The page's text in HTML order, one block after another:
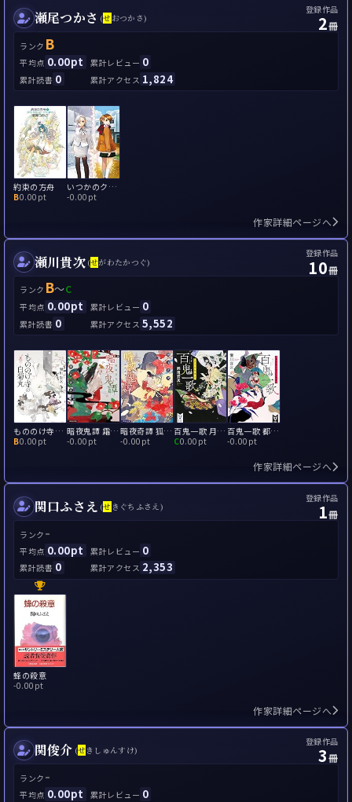
瀬尾つかさ (せおつかさ)
登録作品
2冊
ランク B
平均点 0.00pt 累計レビュー 0
累計読書 0 累計アクセス 1,824
約束の方舟
B0.00pt
いつかのクリスマスの日、きみは時の果てに消えて
-0.00pt
作家詳細ページへ
瀬川貴次 (せがわたかつぐ)
登録作品
10冊
ランク B～C
平均点 0.00pt 累計レビュー 0
累計読書 0 累計アクセス 5,552
もののけ寺の白菊丸
B0.00pt
暗夜鬼譚 霜剣落花
-0.00pt
暗夜奇譚 狐火恋慕
-0.00pt
百鬼一歌 月下の死美女
C0.00pt
百鬼一歌 都大路の首なし武者
-0.00pt
作家詳細ページへ
関口ふさえ (せ きぐちふさえ)
登録作品
1冊
ランク -
平均点 0.00pt 累計レビュー 0
累計読書 0 累計アクセス 2,353
蜂の殺意
-0.00pt
作家詳細ページへ
関俊介 (せきしゅんすけ)
登録作品
3冊
ランク -
平均点 0.00pt 累計レビュー 0